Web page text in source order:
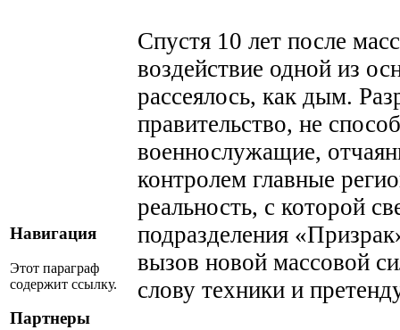
Навигация
Этот параграф
содержит ссылку.
Партнеры
Спустя 10 лет после
воздействие одной из
рассеялось, как дым.
правительство, не
военнослужащие,
контролем главные
реальность, с которой
подразделения
вызов новой массовой
слову техники и